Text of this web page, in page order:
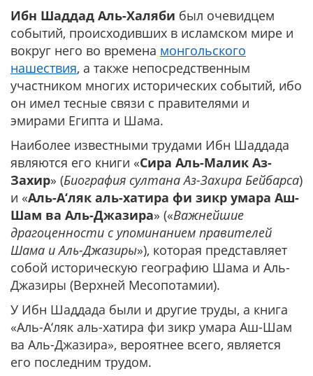
Ибн Шаддад Аль-Халяби был очевидцем
событий, происходивших в исламском мире и
вокруг него во времена монгольского
нашествия, а также непосредственным
участником многих исторических событий, ибо
он имел тесные связи с правителями и
эмирами Египта и Шама.
Наиболее известными трудами Ибн Шаддада
являются его книги «Сира Аль-Малик Аз-
Захир» (Биография султана Аз-Захира Бейбарса)
и «Аль-А‘ляк аль-хатира фи зикр умара Аш-
Шам ва Аль-Джазира» («Важнейшие
драгоценности с упоминанием правителей
Шама и Аль-Джазиры»), которая представляет
собой историческую географию Шама и Аль-
Джазиры (Верхней Месопотамии).
У Ибн Шаддада были и другие труды, а книга
«Аль-А‘ляк аль-хатира фи зикр умара Аш-Шам
ва Аль-Джазира», вероятнее всего, является
его последним трудом.